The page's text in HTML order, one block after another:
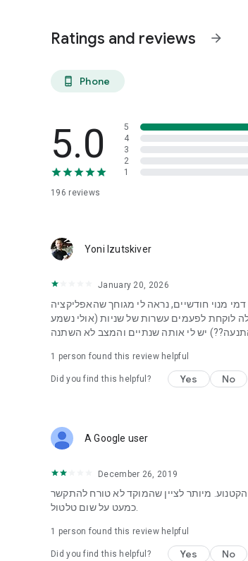
Ratings and reviews arrow_forward
phone_android Phone
5.0
196 reviews
5
4
3
2
1
Yoni Izutskiver
January 20, 2026
מנוי חודשיים, נראה לי מגוחך שהאפליקציה
לוקחת לפעמים עשרות של שניות (אולי נשמע
1 person found this review helpful
Did you find this helpful? Yes No
A Google user
December 26, 2019
מיותר לציין שהמוקד לא טורח להתקשר
1 person found this review helpful
Did you find this helpful? Yes No